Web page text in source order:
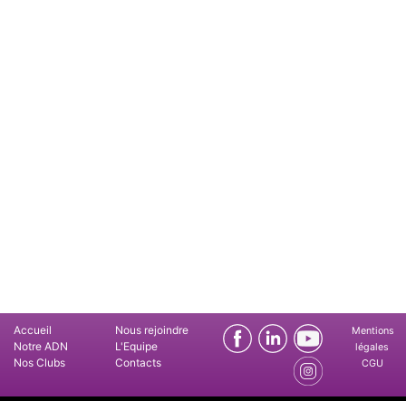
Accueil
Notre ADN
Nos Clubs
Nous rejoindre
L'Equipe
Contacts
Mentions
légales
CGU